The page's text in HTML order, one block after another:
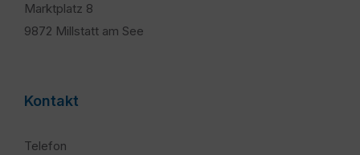
Marktplatz 8
9872 Millstatt am See
Kontakt
Telefon